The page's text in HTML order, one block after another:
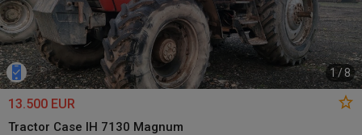
1/8
13.500 EUR
Tractor Case IH 7130 Magnum